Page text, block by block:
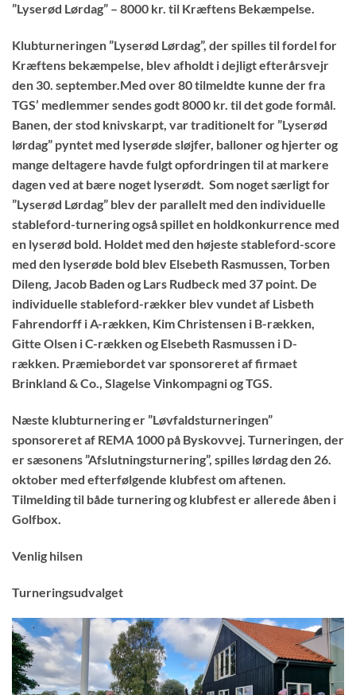
”Lyserød Lørdag” – 8000 kr. til Kræftens Bekæmpelse.
Klubturneringen ”Lyserød Lørdag”, der spilles til fordel for
Kræftens bekæmpelse, blev afholdt i dejligt efterårsvejr
den 30. september.Med over 80 tilmeldte kunne der fra
TGS’ medlemmer sendes godt 8000 kr. til det gode formål.
Banen, der stod knivskarpt, var traditionelt for ”Lyserød
lørdag” pyntet med lyserøde sløjfer, balloner og hjerter og
mange deltagere havde fulgt opfordringen til at markere
dagen ved at bære noget lyserødt. Som noget særligt for
”Lyserød Lørdag” blev der parallelt med den individuelle
stableford-turnering også spillet en holdkonkurrence med
en lyserød bold. Holdet med den højeste stableford-score
med den lyserøde bold blev Elsebeth Rasmussen, Torben
Dileng, Jacob Baden og Lars Rudbeck med 37 point. De
individuelle stableford-rækker blev vundet af Lisbeth
Fahrendorff i A-rækken, Kim Christensen i B-rækken,
Gitte Olsen i C-rækken og Elsebeth Rasmussen i D-
rækken. Præmiebordet var sponsoreret af firmaet
Brinkland & Co., Slagelse Vinkompagni og TGS.
Næste klubturnering er ”Løvfaldsturneringen”
sponsoreret af REMA 1000 på Byskovvej. Turneringen, der
er sæsonens ”Afslutningsturnering”, spilles lørdag den 26.
oktober med efterfølgende klubfest om aftenen.
Tilmelding til både turnering og klubfest er allerede åben i
Golfbox.
Venlig hilsen
Turneringsudvalget